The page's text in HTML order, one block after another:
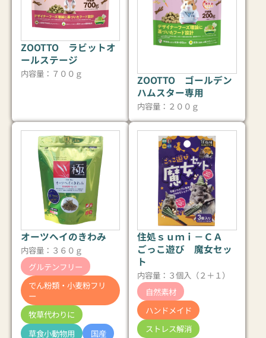
ZOOTTO ラビットオ
ールステージ
内容量：７００ｇ
ZOOTTO ゴールデン
ハムスター専用
内容量：２００ｇ
オーツヘイのきわみ
内容量：３６０ｇ
グルテンフリー
でん粉類・小麦粉フリ
ー
牧草代わりに
草食小動物用
国産
住処ｓｕｍｉ－ＣＡ
ごっこ遊び 魔女セッ
ト
内容量：３個入（２＋１）
自然素材
ハンドメイド
ストレス解消